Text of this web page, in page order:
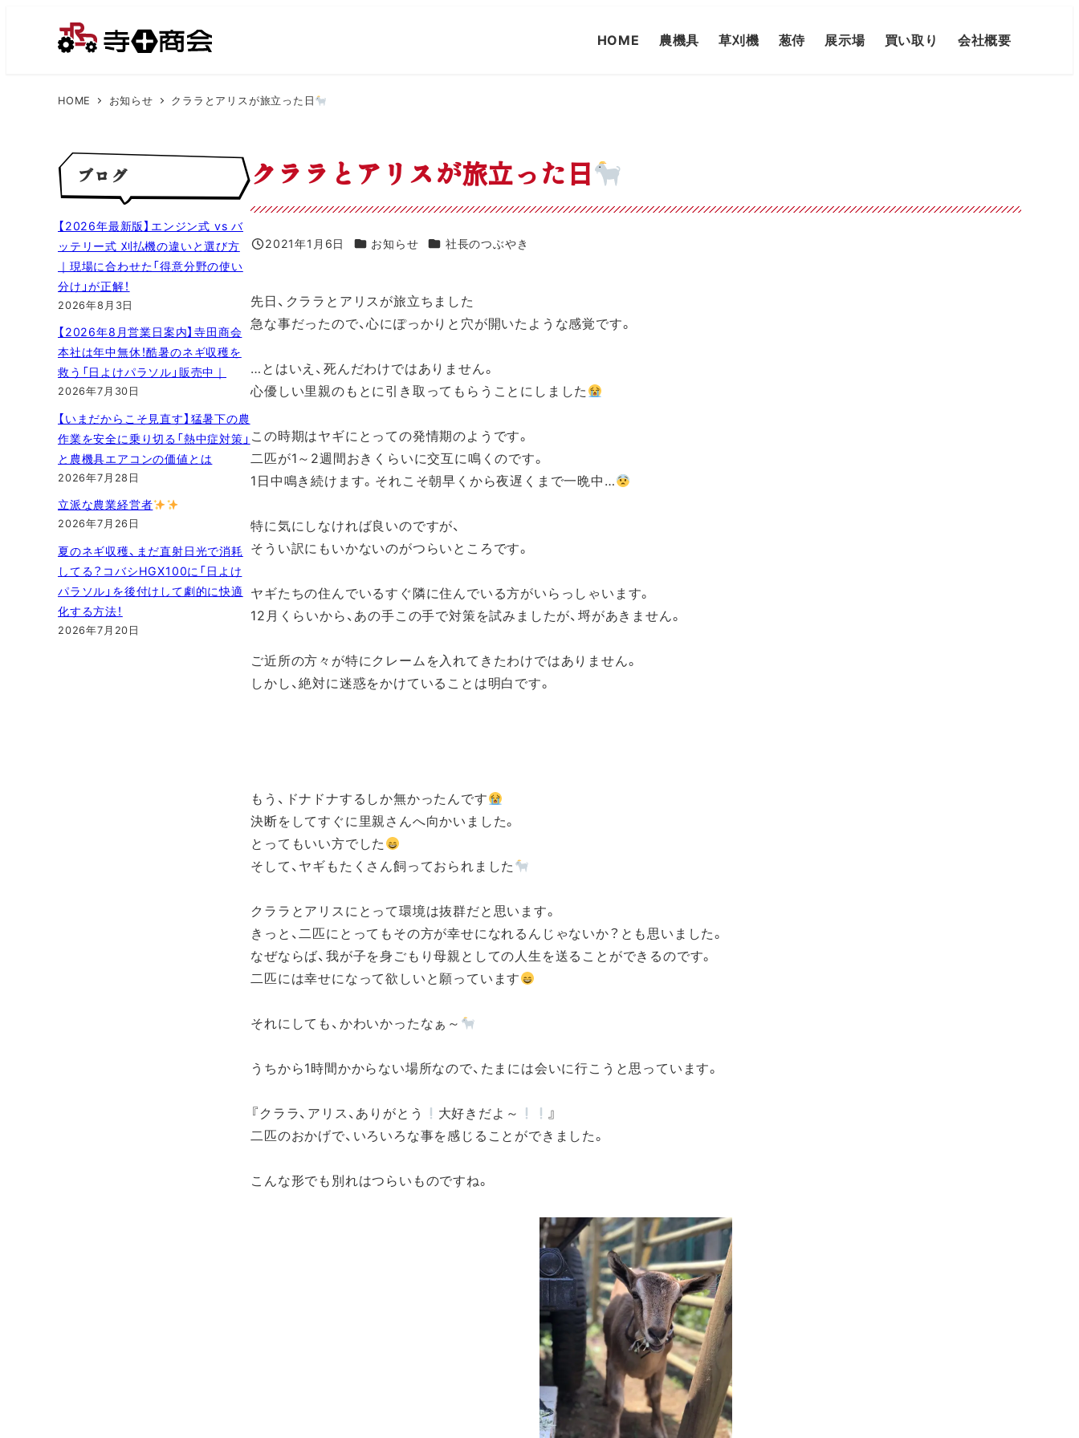
HOME 農機具 草刈機 葱侍 展示場 買い取り 会社概要
HOME お知らせ クララとアリスが旅立った日
クララとアリスが旅立った日
投稿日
2021年1月6日 カテゴリー
お知らせ カテゴリー
社長のつぶやき
先日、クララとアリスが旅立ちました
急な事だったので、心にぽっかりと穴が開いたような感覚です。
…とはいえ、死んだわけではありません。
心優しい里親のもとに引き取ってもらうことにしました
この時期はヤギにとっての発情期のようです。
二匹が1～2週間おきくらいに交互に鳴くのです。
1日中鳴き続けます。それこそ朝早くから夜遅くまで一晩中…
特に気にしなければ良いのですが、
そうい訳にもいかないのがつらいところです。
ヤギたちの住んでいるすぐ隣に住んでいる方がいらっしゃいます。
12月くらいから、あの手この手で対策を試みましたが、埒があきません。
ご近所の方々が特にクレームを入れてきたわけではありません。
しかし、絶対に迷惑をかけていることは明白です。
もう、ドナドナするしか無かったんです
決断をしてすぐに里親さんへ向かいました。
とってもいい方でした
そして、ヤギもたくさん飼っておられました
クララとアリスにとって環境は抜群だと思います。
きっと、二匹にとってもその方が幸せになれるんじゃないか？とも思いました。
なぜならば、我が子を身ごもり母親としての人生を送ることができるのです。
二匹には幸せになって欲しいと願っています
それにしても、かわいかったなぁ～
うちから1時間かからない場所なので、たまには会いに行こうと思っています。
『クララ、アリス、ありがとう 大好きだよ～
』
二匹のおかげで、いろいろな事を感じることができました。
こんな形でも別れはつらいものですね。
ブログ
【2026年最新版】エンジン式 vs バ
ッテリー式 刈払機の違いと選び方
｜現場に合わせた「得意分野の使い
分け」が正解！
2026年8月3日
【2026年8月営業日案内】寺田商会
本社は年中無休！酷暑のネギ収穫を
救う「日よけパラソル」販売中｜
2026年7月30日
【いまだからこそ見直す】猛暑下の農
作業を安全に乗り切る「熱中症対策」
と農機具エアコンの価値とは
2026年7月28日
立派な農業経営者
2026年7月26日
夏のネギ収穫、まだ直射日光で消耗
してる？コバシHGX100に「日よけ
パラソル」を後付けして劇的に快適
化する方法！
2026年7月20日